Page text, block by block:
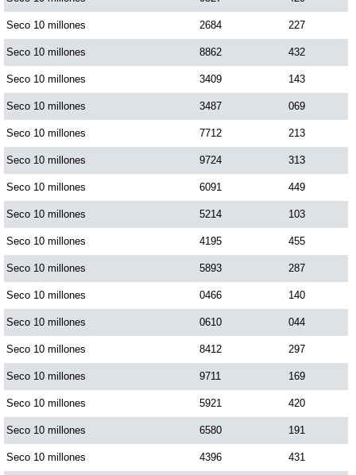
Seco 10 millones 2684 227
Seco 10 millones 8862 432
Seco 10 millones 3409 143
Seco 10 millones 3487 069
Seco 10 millones 7712 213
Seco 10 millones 9724 313
Seco 10 millones 6091 449
Seco 10 millones 5214 103
Seco 10 millones 4195 455
Seco 10 millones 5893 287
Seco 10 millones 0466 140
Seco 10 millones 0610 044
Seco 10 millones 8412 297
Seco 10 millones 9711 169
Seco 10 millones 5921 420
Seco 10 millones 6580 191
Seco 10 millones 4396 431